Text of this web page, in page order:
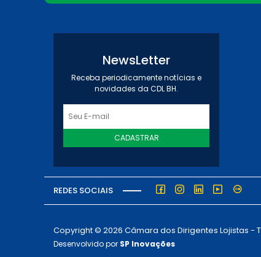
NewsLetter
Receba periodicamente notícias e
novidades da CDL BH.
CADASTRAR
REDES SOCIAIS
Copyright © 2026 Câmara dos Dirigentes Lojistas -
Desenvolvido por SP Inovações